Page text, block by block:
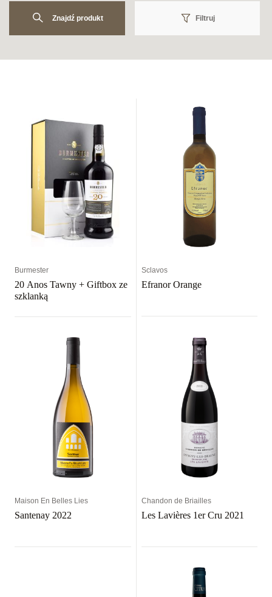
Znajdź produkt Filtruj
Burmester
20 Anos Tawny + Giftbox ze
szklanką
Sclavos
Efranor Orange
Maison En Belles Lies
Santenay 2022
Chandon de Briailles
Les Lavières 1er Cru 2021